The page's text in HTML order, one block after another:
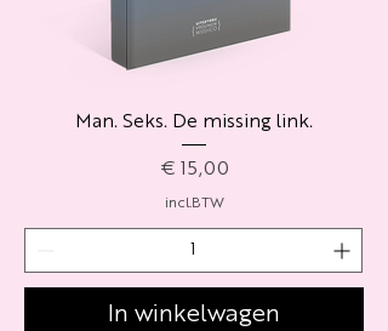
Man. Seks. De missing link.
Prijs
€ 15,00
incl.BTW
In winkelwagen